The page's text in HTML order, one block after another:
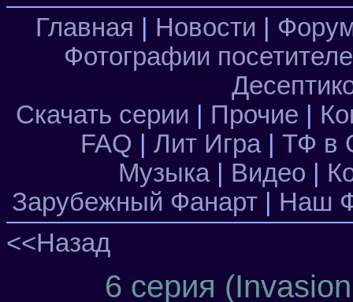
Главная Новости
Фотографии
Скачать серии
Прочие
FAQ
Лит Игра| ТФ в
Музыка| Видео
Зарубежный Фанарт
Наш
<<Назад
6 серия